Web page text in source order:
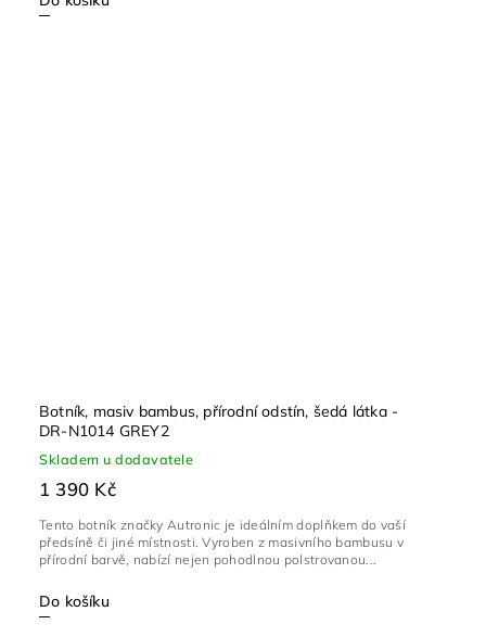
Botník, masiv bambus, přírodní odstín, šedá látka -
DR-N1014 GREY2
Skladem u dodavatele
1 390 Kč
Do košíku
Tento botník značky Autronic je ideálním doplňkem do vaší
předsíně či jiné místnosti. Vyroben z masivního bambusu v
přírodní barvě, nabízí nejen pohodlnou polstrovanou...